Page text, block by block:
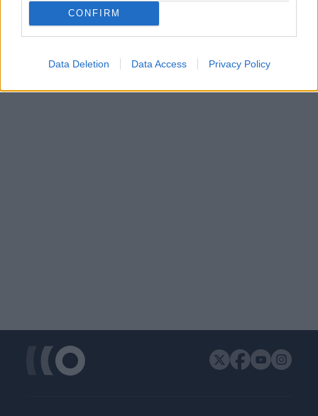
CONFIRM
Data Deletion Data Access Privacy Policy
30 ΙΟΥΛ. 2025, 10:28